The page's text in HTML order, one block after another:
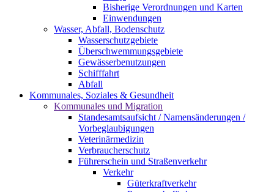
Bisherige Verordnungen und Karten
Einwendungen
Wasser, Abfall, Bodenschutz
Wasserschutzgebiete
Überschwemmungsgebiete
Gewässerbenutzungen
Schifffahrt
Abfall
Kommunales, Soziales & Gesundheit
Kommunales und Migration
Standesamtsaufsicht / Namensänderungen /
Vorbeglaubigungen
Veterinärmedizin
Verbraucherschutz
Führerschein und Straßenverkehr
Verkehr
Güterkraftverkehr